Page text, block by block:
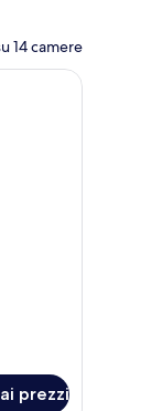
14 camere
un letto grande, una
prezzi